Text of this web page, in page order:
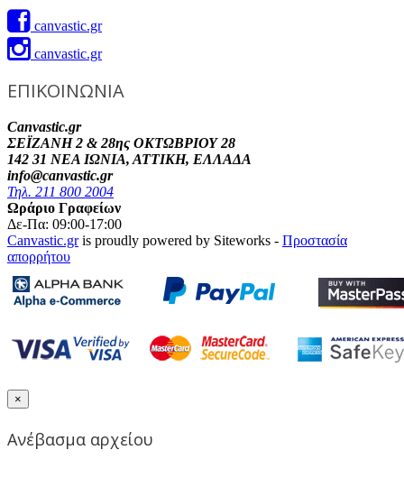
canvastic.gr
canvastic.gr
ΕΠΙΚΟΙΝΩΝΙΑ
Canvastic.gr
ΣΕΪΖΑΝΗ 2 & 28ης ΟΚΤΩΒΡΙΟΥ 28
142 31 ΝΕΑ ΙΩΝΙΑ, ΑΤΤΙΚΗ, ΕΛΛΑΔΑ
info@canvastic.gr
Τηλ. 211 800 2004
Ωράριο Γραφείων
Δε-Πα: 09:00-17:00
Canvastic.gris proudly powered by Siteworks - Προστασία
απορρήτου
×
Ανέβασμα αρχείου